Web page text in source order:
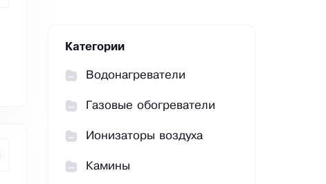
Категории
Водонагреватели
Газовые обогреватели
Ионизаторы воздуха
Камины